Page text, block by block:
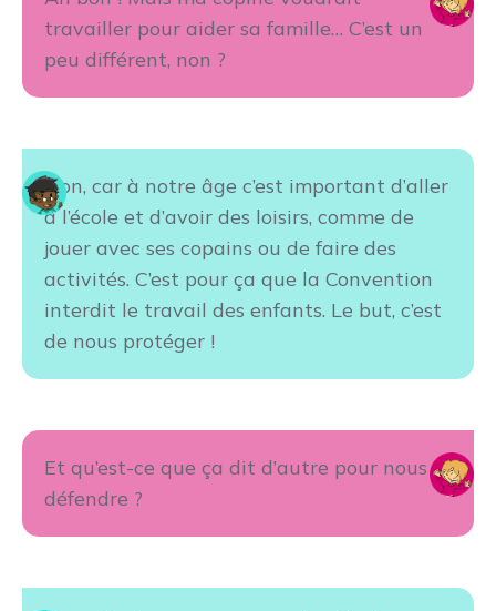
travailler pour aider sa famille… C’est un
peu différent, non ?
Non, car à notre âge c’est important d’aller
à l’école et d’avoir des loisirs, comme de
jouer avec ses copains ou de faire des
activités. C’est pour ça que la Convention
interdit le travail des enfants. Le but, c’est
de nous protéger !
Et qu’est-ce que ça dit d’autre pour nous
défendre ?